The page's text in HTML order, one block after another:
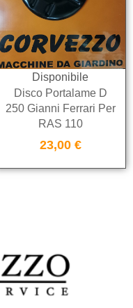
Disponibile
Disco Portalame D
250 Gianni Ferrari Per
RAS 110
23,00 €